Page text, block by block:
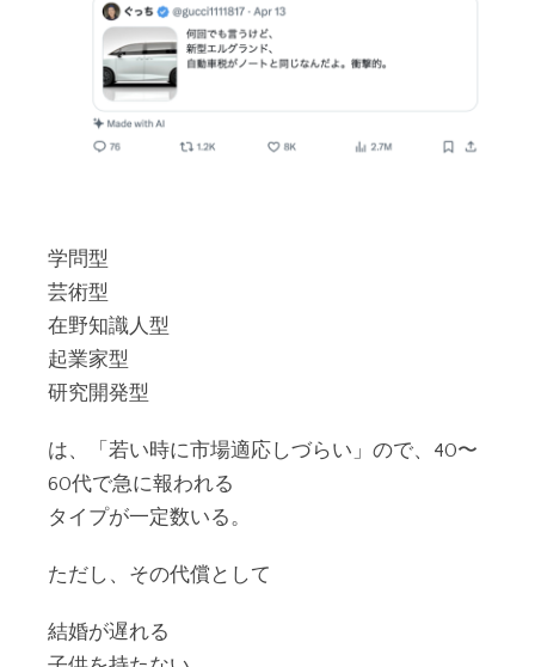
学問型
芸術型
在野知識人型
起業家型
研究開発型
は、「若い時に市場適応しづらい」ので、40〜
60代で急に報われる
タイプが一定数いる。
ただし、その代償として
結婚が遅れる